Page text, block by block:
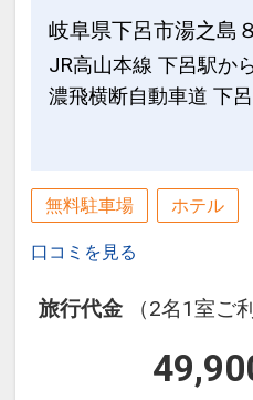
ゲーム等
◇送迎サービス◇
下呂駅⇔当館までの
ます。事前にご予
【その他】
・浴衣と作務衣を用
・ツインルームを３
ェックイン順にご予
す。
※事前予約は受け付
〇展望風呂
最上階14階にある
◇充実の無料サービ
〇カラオケは１時間
す♪
〇充実のリラクゼー
・マッサージチェ
岐阜県下呂市湯之島
JR高山本線 下呂駅か
濃飛横断自動車道 下
無料駐車場 ホテル
口コミを見る
旅行代金
（2名1室ご